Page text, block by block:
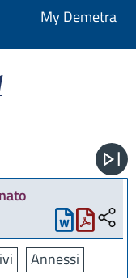
My Demetra
Annessi